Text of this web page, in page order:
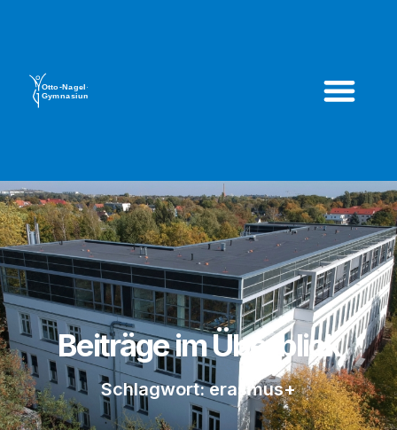
Beiträge im Überblick
Schlagwort: erasmus+